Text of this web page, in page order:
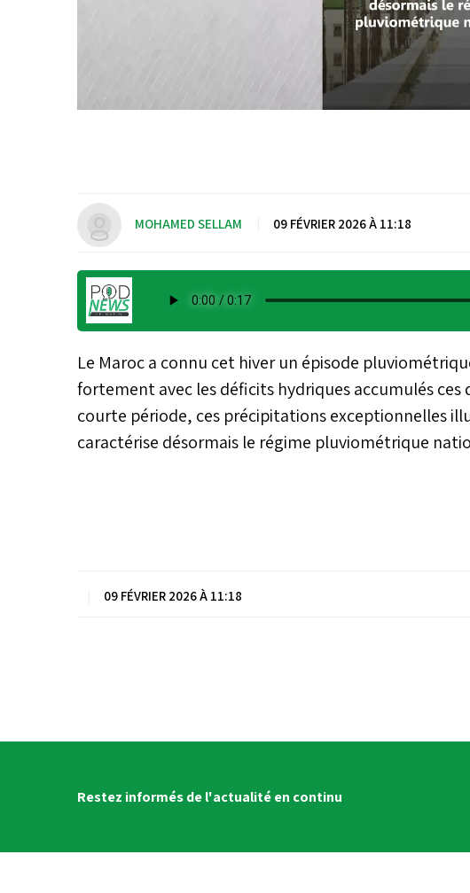
MOHAMED SELLAM 09 FÉVRIER 2026 À 11:18
Le Maroc a connu cet hiver un épisode
fortement avec les déficits hydriques accumulés ces
courte période, ces précipitations exceptionnelles
caractérise désormais le régime pluviométrique
09 FÉVRIER 2026 À 11:18
Restez informés de l'actualité en continu